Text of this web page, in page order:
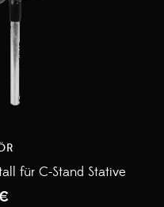
für C-Stand Stative